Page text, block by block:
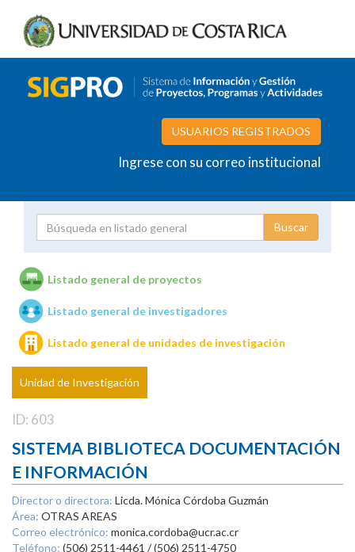
USUARIOS REGISTRADOS
Ingrese con su correo institucional
Unidades de investigación
Listado general de proyectos
Listado general de investigadores
Listado general de unidades de investigación
Unidad de Investigación
ID: 603
SISTEMA BIBLIOTECA DOCUMENTACIÓN
E INFORMACIÓN
Director o directora: Licda. Mónica Córdoba Guzmán
Área: OTRAS AREAS
Correo electrónico: monica.cordoba@ucr.ac.cr
Teléfono: (506) 2511-4461 / (506) 2511-4750